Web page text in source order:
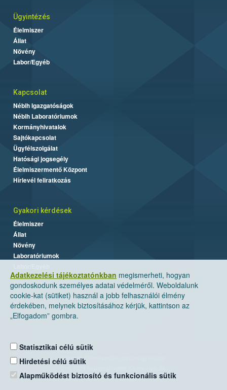
Adatkezelési tájékoztatónkban megismerheti, hogyan
gondoskodunk személyes adatai védelméről. Weboldalunk
cookie-kat (sütiket) használ a jobb felhasználói élmény
érdekében, melynek biztosításához kérjük, kattintson az
„Elfogadom” gombra.
Statisztikai célú sütik
Hirdetési célú sütik
Alapműködést biztosító és funkcionális sütik
Ügyintézés
Élelmiszer
Állat
Növény
Labor/Egyéb
Kapcsolat
Nébih Igazgatóságok
Nébih Laboratóriumok
Kormányhivatalok
Sajtókapcsolat
Ügyfélszolgálat
Hatósági jogsegély
Élelmiszermentő Központ
Hírlevél feliratkozás
Gyakori kérdések
Élelmiszer
Állat
Növény
Laboratóriumok
Nemzeti Élelmiszerlánc-biztonsági Hivatal
Levelezési cím: 1525 Budapest. Pf. 30.